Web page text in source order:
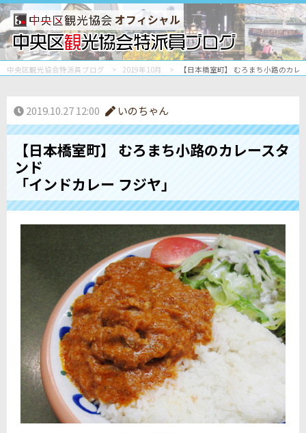
オフィシャル
中央区観光協会特派員ブログ 2019年10月 【日本橋室町】 むろまち小路のカ
2019.10.27 12:00 いのちゃん
【日本橋室町】 むろまち小路のカレースタ
ンド
「インドカレー フジヤ」